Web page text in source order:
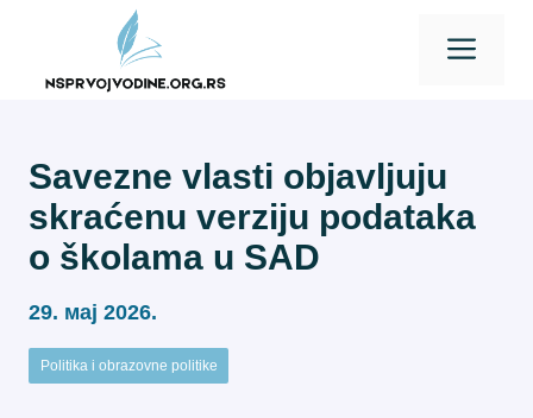
content
Savezne vlasti objavljuju
skraćenu verziju podataka
o školama u SAD
29. мај 2026.
Politika i obrazovne politike